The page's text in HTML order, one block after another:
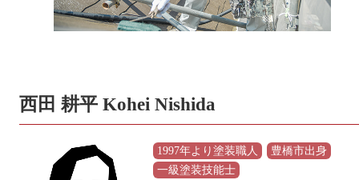
西田 耕平 Kohei Nishida
1997年より塗装職人
豊橋市出身
一級塗装技能士